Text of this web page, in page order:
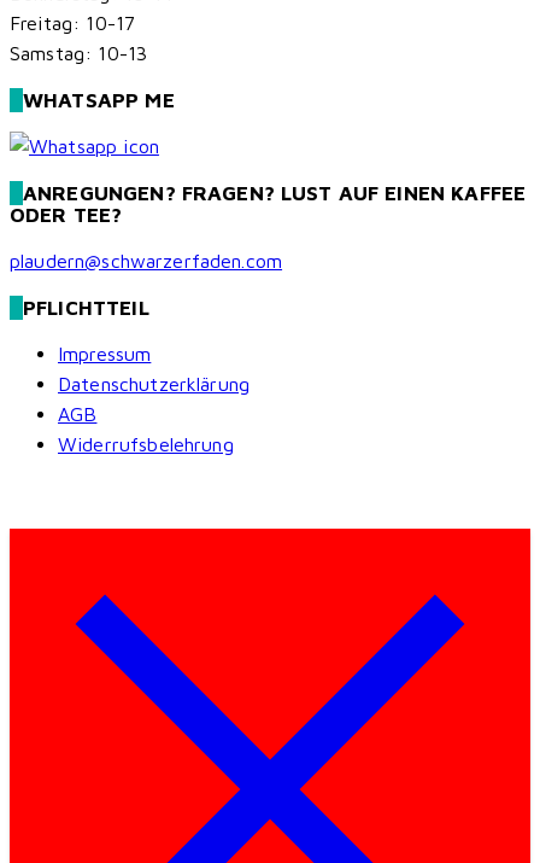
Freitag: 10-17
Samstag: 10-13
WHATSAPP ME
ANREGUNGEN? FRAGEN? LUST AUF EINEN KAFFEE
ODER TEE?
plaudern@schwarzerfaden.com
PFLICHTTEIL
Impressum
Datenschutzerklärung
AGB
Widerrufsbelehrung